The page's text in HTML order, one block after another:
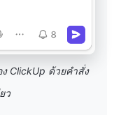
ClickUp ด้วยคำสั่ง
ว